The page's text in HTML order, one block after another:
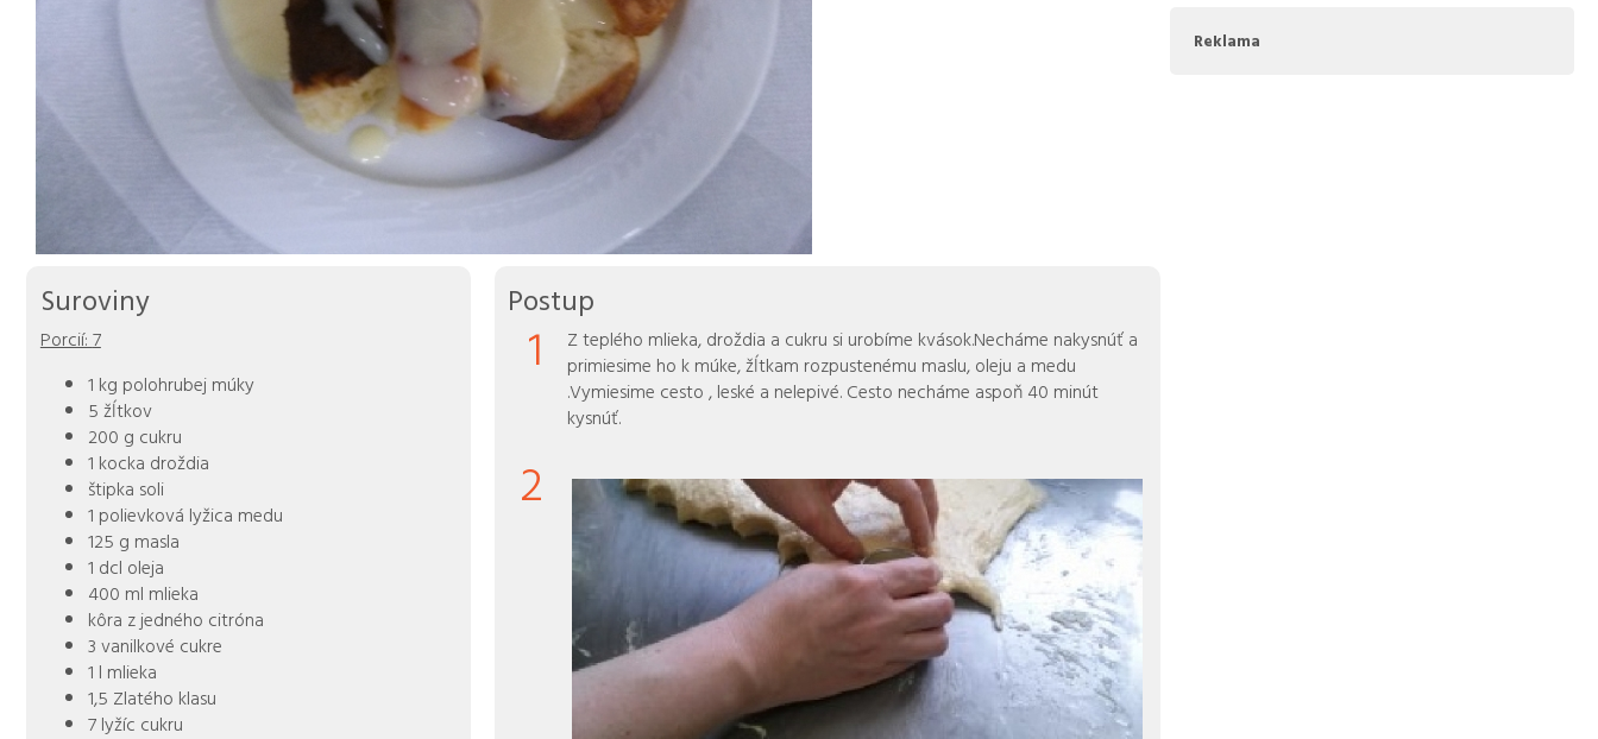
Suroviny
Porcií: 7
1 kg polohrubej múky
5 žĺtkov
200 g cukru
1 kocka droždia
štipka soli
1 polievková lyžica medu
125 g masla
1 dcl oleja
400 ml mlieka
kôra z jedného citróna
3 vanilkové cukre
1 l mlieka
1,5 Zlatého klasu
7 lyžíc cukru
Postup
1
Z teplého mlieka, droždia a cukru si urobíme kvások.Necháme nakysnúť a
primiesime ho k múke, žĺtkam rozpustenému maslu, oleju a medu
.Vymiesime cesto , leské a nelepivé. Cesto necháme aspoň 40 minút
kysnúť.
2
Reklama